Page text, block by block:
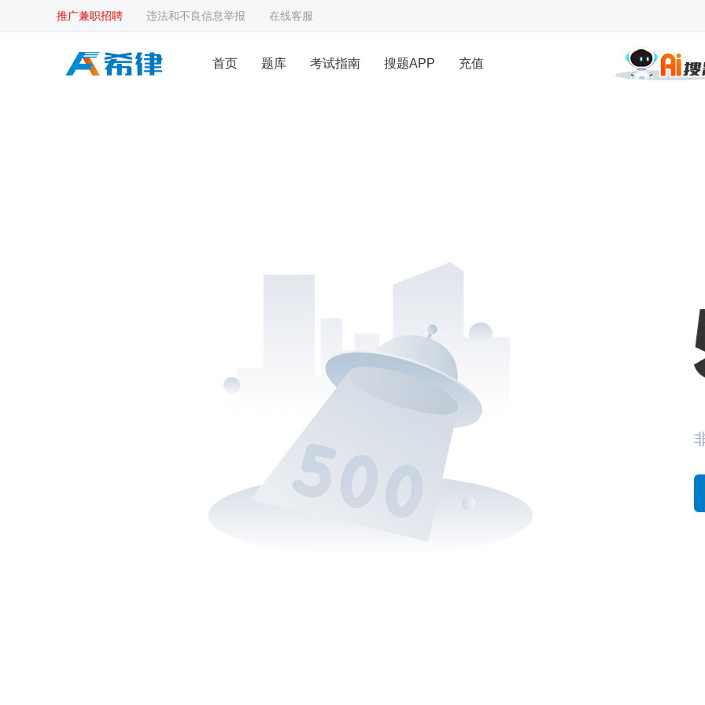
推广兼职招聘 违法和不良信息举报 在线客服
首页 题库 考试指南 搜题APP 充值